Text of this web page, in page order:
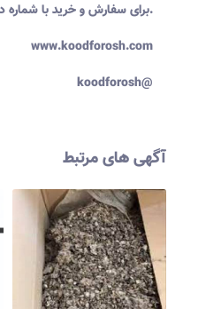
برای سفارش و خرید با شماره داده شده تماس بگیرید.
www.koodforosh.com
koodforosh@
آگهی های مرتبط